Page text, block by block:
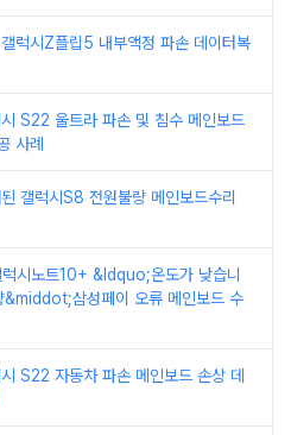
럭시Z플립5 내부액정 파손 데이터복
S22 울트라 파손 및 침수 메인보드
사례
갤럭시S8 전원불량 메인보드수리
럭시노트10+ &ldquo;온도가 낮습니
삼성페이 오류 메인보드 수
S22 자동차 파손 메인보드 손상 데